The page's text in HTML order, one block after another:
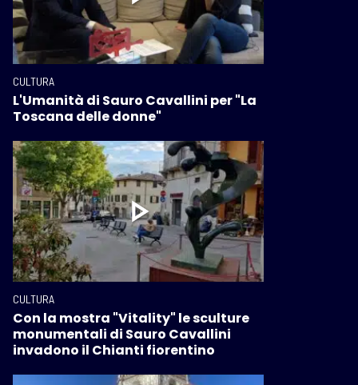
CULTURA
L'Umanità di Sauro Cavallini per "La
Toscana delle donne"
CULTURA
Con la mostra "Vitality" le sculture
monumentali di Sauro Cavallini
invadono il Chianti fiorentino